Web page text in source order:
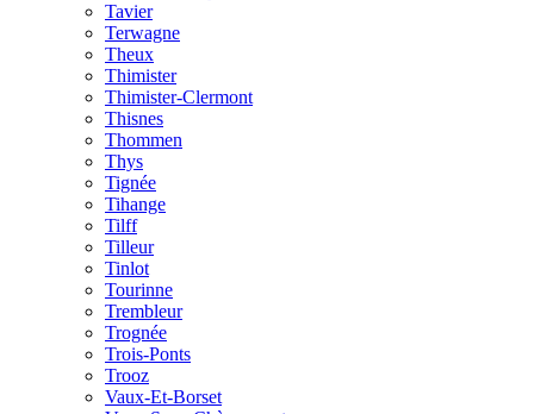
Tavier
Terwagne
Theux
Thimister
Thimister-Clermont
Thisnes
Thommen
Thys
Tignée
Tihange
Tilff
Tilleur
Tinlot
Tourinne
Trembleur
Trognée
Trois-Ponts
Trooz
Vaux-Et-Borset